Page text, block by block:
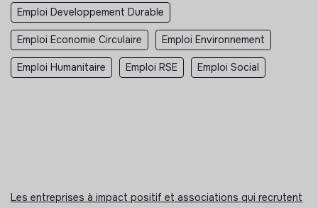
Emploi Developpement Durable
Emploi Economie Circulaire Emploi Environnement
Emploi Humanitaire Emploi RSE Emploi Social
Les entreprises à impact positif et associations qui recrutent